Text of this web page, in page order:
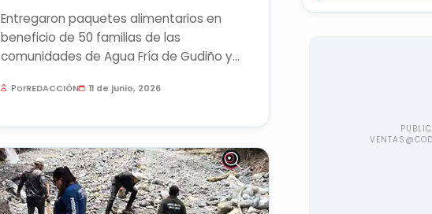
Entregaron paquetes alimentarios en
beneficio de 50 familias de las
comunidades de Agua Fría de Gudiño y
PorREDACCIÓN 11 de junio, 2026